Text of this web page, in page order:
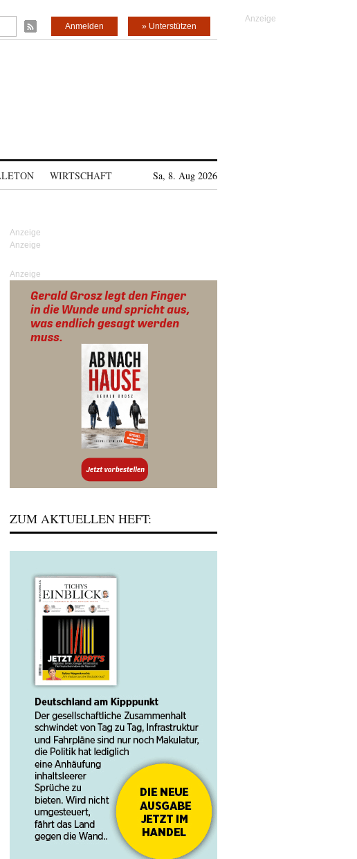
» Unterstützen
Anmelden
WIRTSCHAFT Sa, 8. Aug 2026
Anzeige
ZUM AKTUELLEN HEFT: